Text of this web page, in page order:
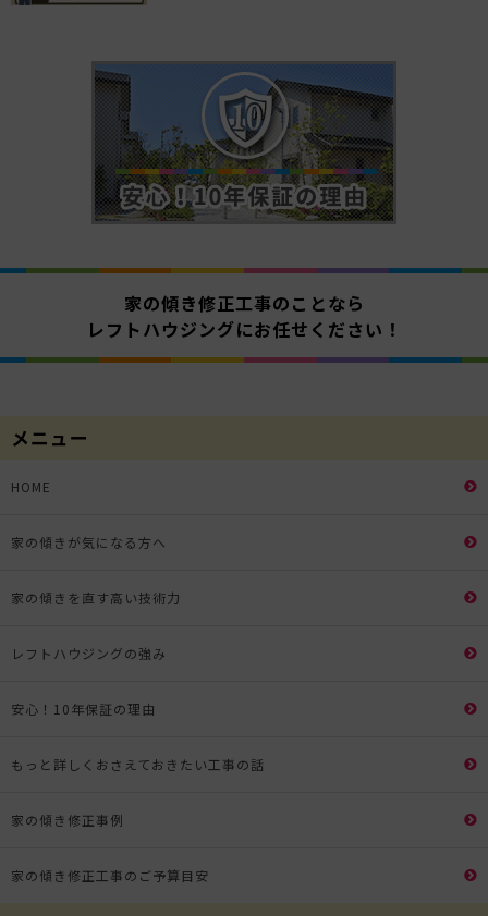
家の傾き修正工事のことなら
レフトハウジングにお任せください！
メニュー
HOME
家の傾きが気になる方へ
家の傾きを直す高い技術力
レフトハウジングの強み
安心！10年保証の理由
もっと詳しくおさえておきたい工事の話
家の傾き修正事例
家の傾き修正工事のご予算目安